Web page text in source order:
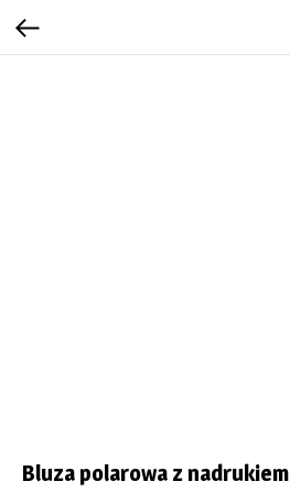
Bluza polarowa z nadrukiem